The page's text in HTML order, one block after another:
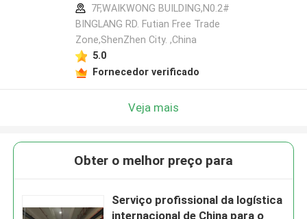
fabricante
7F,WAIKWONG BUILDING,N0.2#
BINGLANG RD. Futian Free Trade
Zone,ShenZhen City. ,China
5.0
Fornecedor verificado
Veja mais
Obter o melhor preço para
Serviço profissional da logística
internacional de China para o